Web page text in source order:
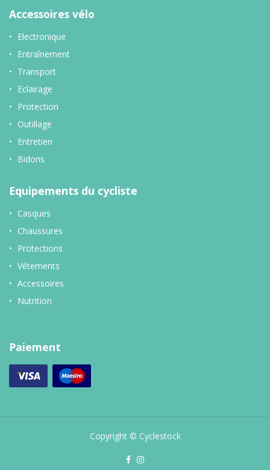
Accessoires vélo
Electronique
Entraînement
Transport
Eclairage
Protection
Outillage
Entretien
Bidons
Equipements du cycliste
Casques
Chaussures
Protections
Vêtements
Accessoires
Nutrition
Paiement
Copyright © Cyclestock